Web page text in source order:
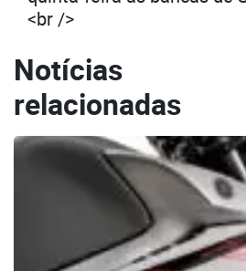
<br />
Notícias
relacionadas